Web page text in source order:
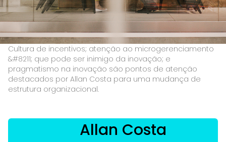
Cultura de incentivos; atenção ao microgerenciamento
&#8211; que pode ser inimigo da inovação; e
pragmatismo na inovação são pontos de atenção
destacados por Allan Costa para uma mudança de
estrutura organizacional.
Allan Costa